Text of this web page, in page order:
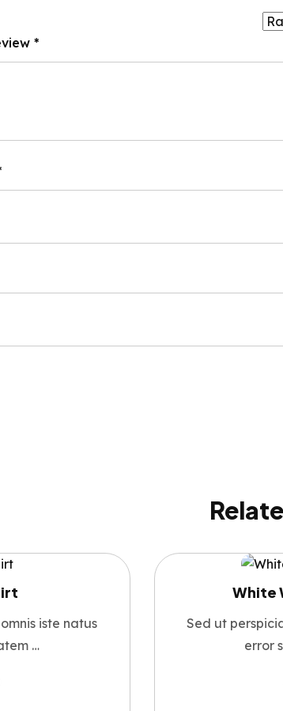
*
iste natus
…
White
Sed ut
error